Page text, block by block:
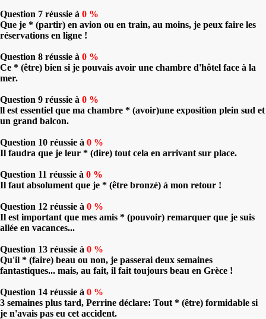
Question 7 réussie à 0 %
Que je * (partir) en avion ou en train, au moins, je peux faire les
réservations en ligne !
Question 8 réussie à 0 %
Ce * (être) bien si je pouvais avoir une chambre d'hôtel face à la
mer.
Question 9 réussie à 0 %
ll est essentiel que ma chambre * (avoir)une exposition plein sud et
un grand balcon.
Question 10 réussie à 0 %
Il faudra que je leur * (dire) tout cela en arrivant sur place.
Question 11 réussie à 0 %
Il faut absolument que je * (être bronzé) à mon retour !
Question 12 réussie à 0 %
Il est important que mes amis * (pouvoir) remarquer que je suis
allée en vacances...
Question 13 réussie à 0 %
Qu'il * (faire) beau ou non, je passerai deux semaines
fantastiques... mais, au fait, il fait toujours beau en Grèce !
Question 14 réussie à 0 %
3 semaines plus tard, Perrine déclare: Tout * (être) formidable si
je n'avais pas eu cet accident.